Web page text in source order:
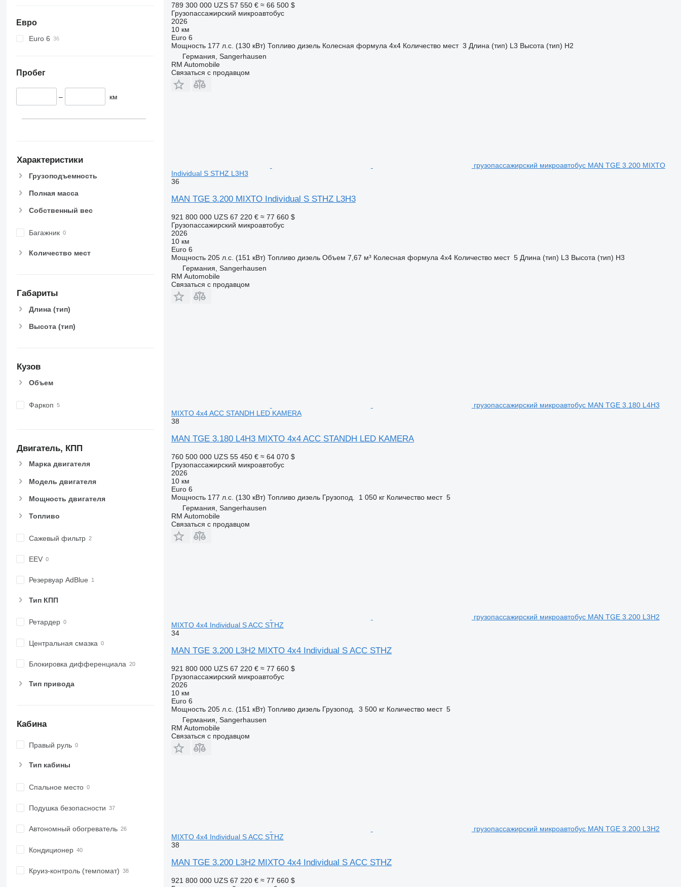
Евро
Euro 6
Пробег
– км
Характеристики
Грузоподъемность
Полная масса
Собственный вес
Багажник
Количество мест
Габариты
Длина (тип)
Высота (тип)
Кузов
Объем
Фаркоп
Двигатель, КПП
Марка двигателя
Модель двигателя
Мощность двигателя
Топливо
Сажевый фильтр
EEV
Резервуар AdBlue
Тип КПП
Ретардер
Центральная смазка
Блокировка дифференциала
Тип привода
Кабина
Правый руль
Тип кабины
Спальное место
Подушка безопасности
Автономный обогреватель
Кондиционер
Круиз-контроль (темпомат)
789 300 000 UZS 57 550 € ≈ 66 500 $
Грузопассажирский микроавтобус
2026
10 км
Euro 6
Мощность 177 л.с. (130 кВт) Топливо дизель Колесная формула 4x4 Количество мест 3 Длина (тип) L3 Высота (тип) H2
Германия, Sangerhausen
RM Automobile
Связаться с продавцом
грузопассажирский микроавтобус MAN TGE 3.200 MIXTO
Individual S STHZ L3H3
36
MAN TGE 3.200 MIXTO Individual S STHZ L3H3
921 800 000 UZS 67 220 € ≈ 77 660 $
Грузопассажирский микроавтобус
2026
10 км
Euro 6
Мощность 205 л.с. (151 кВт) Топливо дизель Объем 7,67 м³ Колесная формула 4x4 Количество мест 5 Длина (тип) L3 Высота (тип) H3
Германия, Sangerhausen
RM Automobile
Связаться с продавцом
грузопассажирский микроавтобус MAN TGE 3.180 L4H3
MIXTO 4x4 ACC STANDH LED KAMERA
38
MAN TGE 3.180 L4H3 MIXTO 4x4 ACC STANDH LED KAMERA
760 500 000 UZS 55 450 € ≈ 64 070 $
Грузопассажирский микроавтобус
2026
10 км
Euro 6
Мощность 177 л.с. (130 кВт) Топливо дизель Грузопод. 1 050 кг Количество мест 5
Германия, Sangerhausen
RM Automobile
Связаться с продавцом
грузопассажирский микроавтобус MAN TGE 3.200 L3H2
MIXTO 4x4 Individual S ACC STHZ
34
MAN TGE 3.200 L3H2 MIXTO 4x4 Individual S ACC STHZ
921 800 000 UZS 67 220 € ≈ 77 660 $
Грузопассажирский микроавтобус
2026
10 км
Euro 6
Мощность 205 л.с. (151 кВт) Топливо дизель Грузопод. 3 500 кг Количество мест 5
Германия, Sangerhausen
RM Automobile
Связаться с продавцом
грузопассажирский микроавтобус MAN TGE 3.200 L3H2
MIXTO 4x4 Individual S ACC STHZ
38
MAN TGE 3.200 L3H2 MIXTO 4x4 Individual S ACC STHZ
921 800 000 UZS 67 220 € ≈ 77 660 $